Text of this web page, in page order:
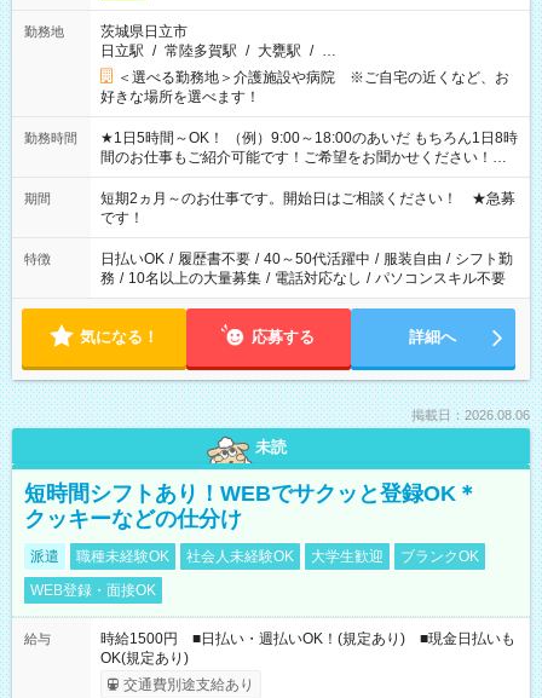
勤務地
茨城県日立市
日立駅 / 常陸多賀駅 / 大甕駅 / …
＜選べる勤務地＞介護施設や病院 ※ご自宅の近くなど、お
好きな場所を選べます！
勤務時間
★1日5時間～OK！ （例）9:00～18:00のあいだ もちろん1日8時
間のお仕事もご紹介可能です！ご希望をお聞かせください！★
家庭の都合でお休みが必要な場合も遠慮なくご相談ください。
※週最低15時間以上の勤務が必要です
期間
短期2ヵ月～のお仕事です。開始日はご相談ください！ ★急募
です！
特徴 日払いOK / 履歴書不要 / 40～50代活躍中 / 服装自由 / シフト勤
務 / 10名以上の大量募集 / 電話対応なし / パソコンスキル不要
気になる！ 応募する 詳細へ
掲載日：2026.08.06
未読
短時間シフトあり！WEBでサクッと登録OK＊
クッキーなどの仕分け
派遣 職種未経験OK 社会人未経験OK 大学生歓迎
ブランクOK
WEB登録・面接OK
給与
時給1500円 ■日払い・週払いOK！(規定あり) ■現金日払いも
OK(規定あり)
交通費別途支給あり